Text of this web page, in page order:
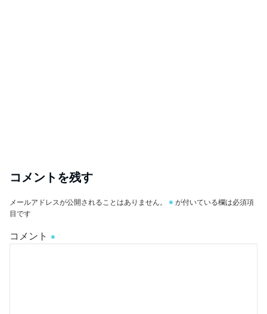
コメントを残す
メールアドレスが公開されることはありません。 ※ が付いている欄は必須項
目です
コメント ※